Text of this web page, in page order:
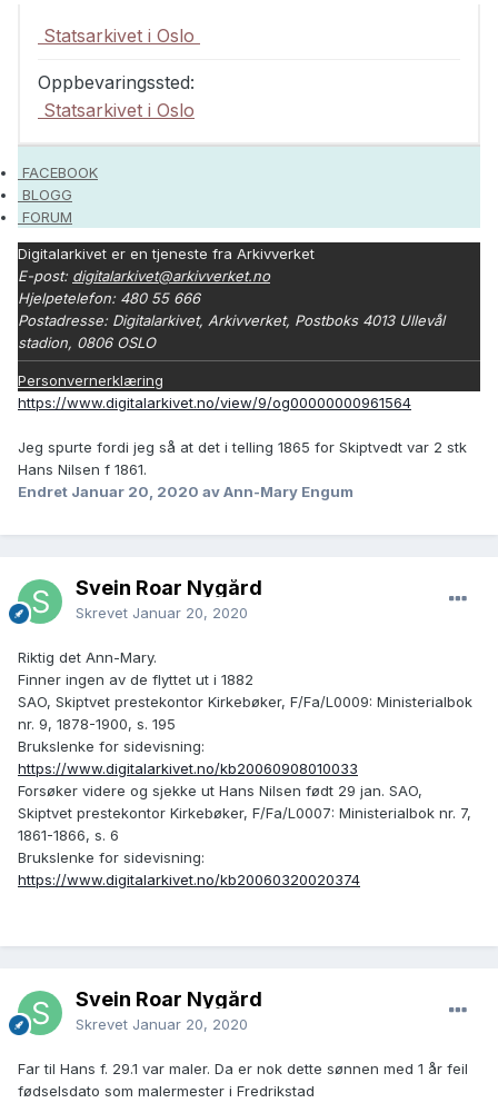
Statsarkivet i Oslo
Oppbevaringssted:
Statsarkivet i Oslo
FACEBOOK
BLOGG
FORUM
Digitalarkivet er en tjeneste fra Arkivverket
E-post: digitalarkivet@arkivverket.no
Hjelpetelefon: 480 55 666
Postadresse: Digitalarkivet, Arkivverket, Postboks 4013 Ullevål
stadion, 0806 OSLO
Personvernerklæring
https://www.digitalarkivet.no/view/9/og00000000961564
Jeg spurte fordi jeg så at det i telling 1865 for Skiptvedt var 2 stk
Hans Nilsen f 1861.
Endret Januar 20, 2020 av Ann-Mary Engum
Svein Roar Nygård
Skrevet Januar 20, 2020
Riktig det Ann-Mary.
Finner ingen av de flyttet ut i 1882
SAO, Skiptvet prestekontor Kirkebøker, F/Fa/L0009: Ministerialbok
nr. 9, 1878-1900, s. 195
Brukslenke for sidevisning:
https://www.digitalarkivet.no/kb20060908010033
Forsøker videre og sjekke ut Hans Nilsen født 29 jan. SAO,
Skiptvet prestekontor Kirkebøker, F/Fa/L0007: Ministerialbok nr. 7,
1861-1866, s. 6
Brukslenke for sidevisning:
https://www.digitalarkivet.no/kb20060320020374
Svein Roar Nygård
Skrevet Januar 20, 2020
Far til Hans f. 29.1 var maler. Da er nok dette sønnen med 1 år feil
fødselsdato som malermester i Fredrikstad